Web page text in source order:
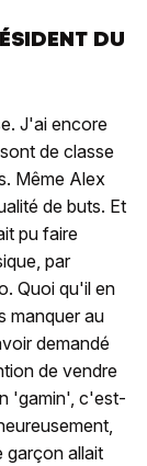
DU
J'ai encore
de classe
Même Alex
de buts. Et
pu faire
par
Quoi qu'il en
manquer au
demandé
de vendre
'gamin', c'est-
garçon allait